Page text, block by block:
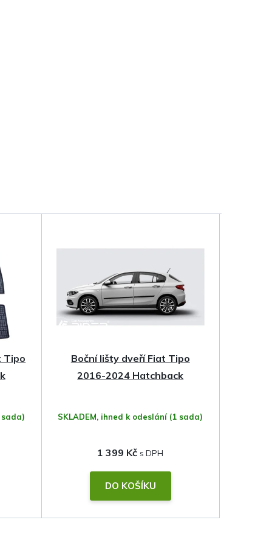
Tipo
sada)
Boční lišty dveří Fiat Tipo
2016-2024 Hatchback
SKLADEM, ihned k odeslání (1 sada)
1 399 Kč
DO KOŠÍKU